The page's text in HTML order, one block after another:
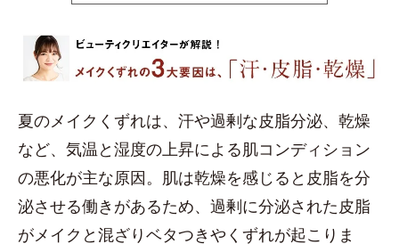
夏のメイクくずれは、汗や過剰な皮脂分泌、乾燥
など、気温と湿度の上昇による肌コンディション
の悪化が主な原因。肌は乾燥を感じると皮脂を分
泌させる働きがあるため、過剰に分泌された皮脂
がメイクと混ざりベタつきやくずれが起こりま